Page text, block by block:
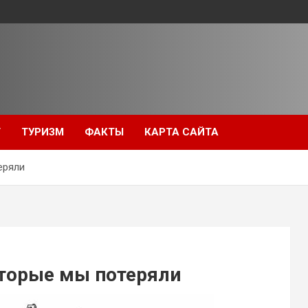
ТУРИЗМ ФАКТЫ КАРТА САЙТА
мы потеряли